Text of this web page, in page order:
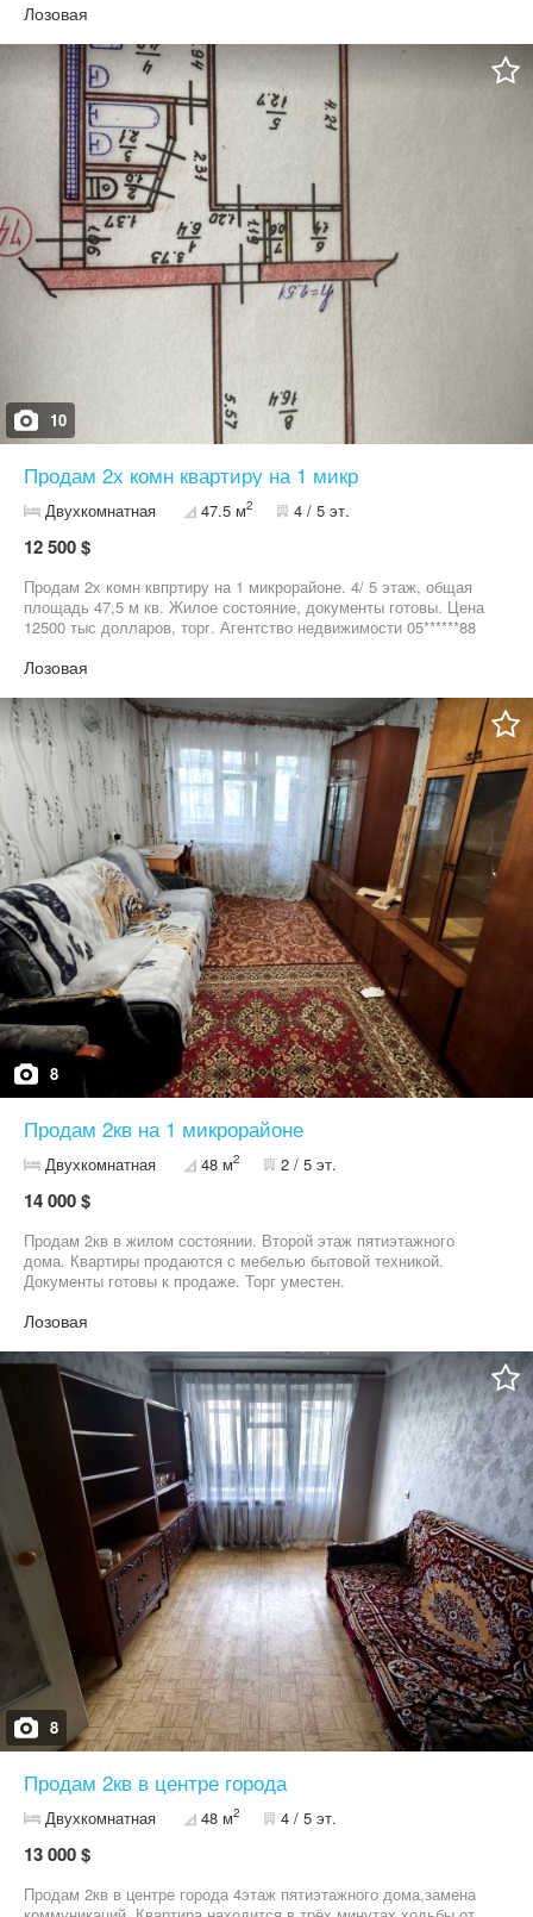
Лозовая
10
Продам 2х комн квартиру на 1 микр
Двухкомнатная 47.5 м2 4 / 5 эт.
12 500 $
Продам 2х комн квпртиру на 1 микрорайоне. 4/ 5 этаж, общая
площадь 47,5 м кв. Жилое состояние, документы готовы. Цена
12500 тыс долларов, торг. Агентство недвижимости 05******88
Лозовая
8
Продам 2кв на 1 микрорайоне
Двухкомнатная 48 м2 2 / 5 эт.
14 000 $
Продам 2кв в жилом состоянии. Второй этаж пятиэтажного
дома. Квартиры продаются с мебелью бытовой техникой.
Документы готовы к продаже. Торг уместен.
Лозовая
8
Продам 2кв в центре города
Двухкомнатная 48 м2 4 / 5 эт.
13 000 $
Продам 2кв в центре города 4этаж пятиэтажного дома,замена